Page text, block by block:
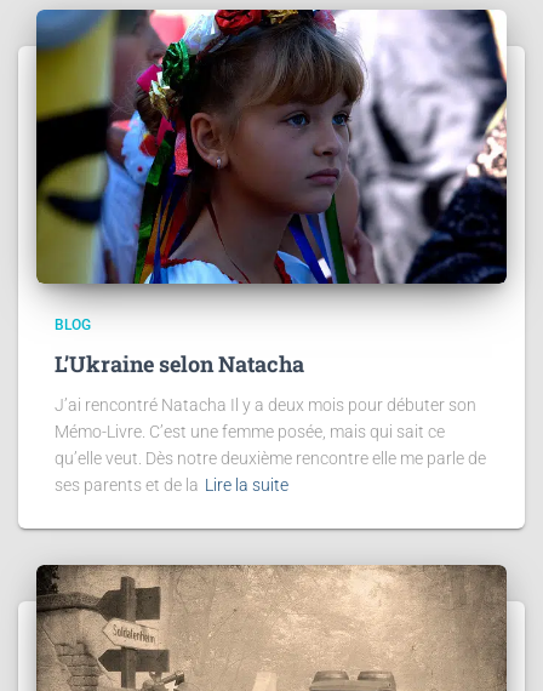
BLOG
L’Ukraine selon Natacha
J’ai rencontré Natacha Il y a deux mois pour débuter son
Mémo-Livre. C’est une femme posée, mais qui sait ce
qu’elle veut. Dès notre deuxième rencontre elle me parle de
ses parents et de la Lire la suite